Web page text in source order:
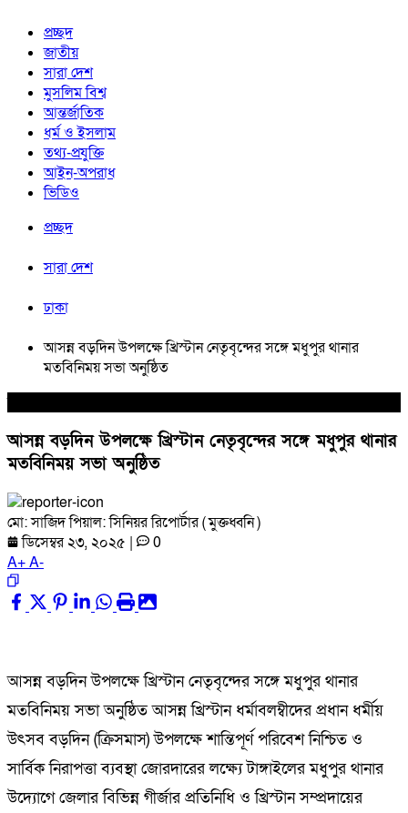
প্রচ্ছদ
জাতীয়
সারা দেশ
মুসলিম বিশ্ব
আন্তর্জাতিক
ধর্ম ও ইসলাম
তথ্য-প্রযুক্তি
আইন-অপরাধ
ভিডিও
প্রচ্ছদ
সারা দেশ
ঢাকা
আসন্ন বড়দিন উপলক্ষে খ্রিস্টান নেতৃবৃন্দের সঙ্গে মধুপুর থানার
মতবিনিময় সভা অনুষ্ঠিত
আসন্ন বড়দিন উপলক্ষে খ্রিস্টান নেতৃবৃন্দের সঙ্গে মধুপুর থানার
মতবিনিময় সভা অনুষ্ঠিত
মো: সাজিদ পিয়াল: সিনিয়র রিপোর্টার ( মুক্তধ্বনি )
ডিসেম্বর ২৩, ২০২৫ |
0
A+A-
আসন্ন বড়দিন উপলক্ষে খ্রিস্টান নেতৃবৃন্দের সঙ্গে মধুপুর থানার
মতবিনিময় সভা অনুষ্ঠিত আসন্ন খ্রিস্টান ধর্মাবলম্বীদের প্রধান ধর্মীয়
উৎসব বড়দিন (ক্রিসমাস) উপলক্ষে শান্তিপূর্ণ পরিবেশ নিশ্চিত ও
সার্বিক নিরাপত্তা ব্যবস্থা জোরদারের লক্ষ্যে টাঙ্গাইলের মধুপুর থানার
উদ্যোগে জেলার বিভিন্ন গীর্জার প্রতিনিধি ও খ্রিস্টান সম্প্রদায়ের